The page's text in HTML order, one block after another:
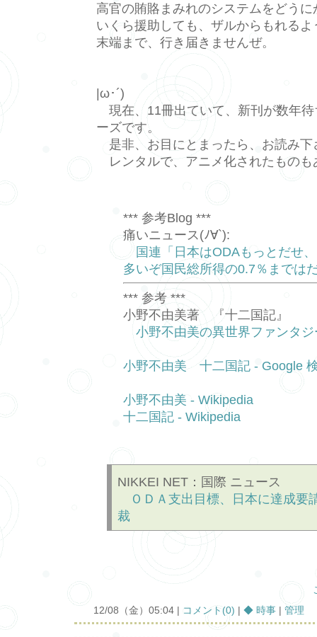
高官の賄賂まみれのシステムをどう
いくら援助しても、ザルからもれるよ
末端まで、行き届きませんぜ。
|ω･´)
現在、11冊出ていて、新刊が数年
ーズです。
是非、お目にとまったら、お読み下
レンタルで、アニメ化されたものも
*** 参考Blog ***
痛いニュース(ﾉ∀`):
国連「日本はODAもっとだせ
多いぞ国民総所得の0.7％までは
*** 参考 ***
小野不由美著 『十二国記』
小野不由美の異世界ファンタ
小野不由美 十二国記 - Google
小野不由美 - Wikipedia
十二国記 - Wikipedia
NIKKEI NET：国際 ニュース
ＯＤＡ支出目標、日本に達成要
裁
12/08（金）05:04 | コメント(0) | ◆ 時事 | 管理